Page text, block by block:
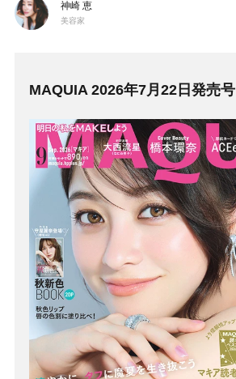
神崎 恵
美容家
MAQUIA 2026年7月22日発売号